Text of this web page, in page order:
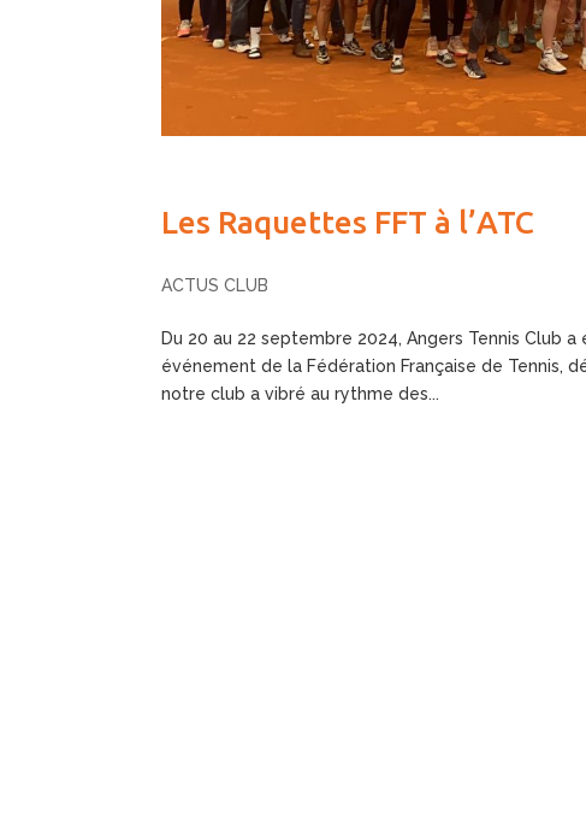
Les Raquettes FFT à l’ATC
ACTUS CLUB
Du 20 au 22 septembre 2024, Angers Tennis Club
événement de la Fédération Française de Tennis,
notre club a vibré au rythme des...